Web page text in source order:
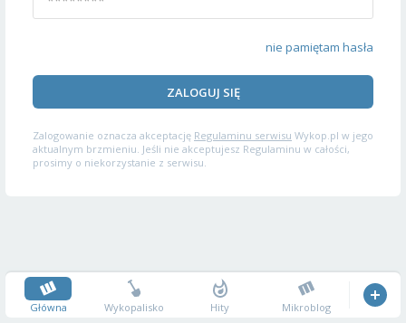
nie pamiętam hasła
ZALOGUJ SIĘ
Zalogowanie oznacza akceptację Regulaminu serwisu Wykop.pl w jego
aktualnym brzmieniu. Jeśli nie akceptujesz Regulaminu w całości,
prosimy o niekorzystanie z serwisu.
Główna Wykopalisko Hity Mikroblog